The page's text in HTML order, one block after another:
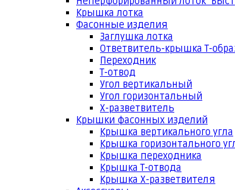
Крышка лотка
Фасонные изделия
Заглушка лотка
Ответвитель-крышка Т-
Переходник
Т-отвод
Угол вертикальный
Угол горизонтальный
Х-разветвитель
Крышки фасонных изделий
Крышка вертикального угла
Крышка горизонтального
Крышка переходника
Крышка Т-отвода
Крышка Х-разветвителя